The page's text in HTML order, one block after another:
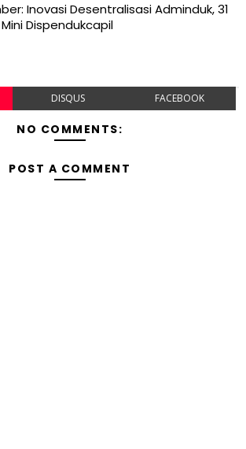
Inovasi Desentralisasi Adminduk, 31
Dispendukcapil
DISQUS FACEBOOK
NO COMMENTS:
POST A COMMENT